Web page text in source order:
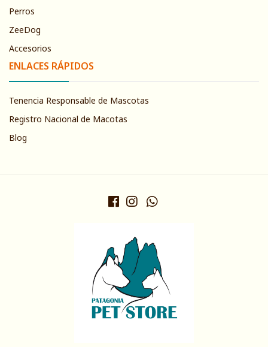
Perros
ZeeDog
Accesorios
ENLACES RÁPIDOS
Tenencia Responsable de Mascotas
Registro Nacional de Macotas
Blog